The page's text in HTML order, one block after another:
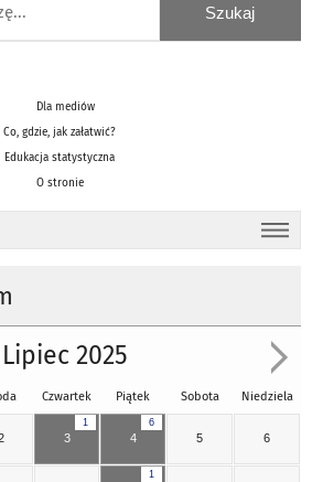
Dla mediów
Co, gdzie, jak załatwić?
Edukacja statystyczna
O stronie
Lipiec 2025
Czwartek Piątek Sobota Niedziela
1
3
6
4 5 6
1